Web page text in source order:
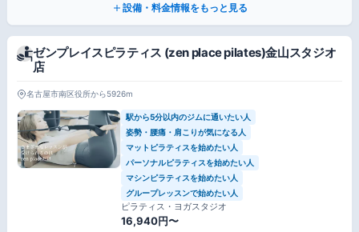
設備・料金情報をもっと見る
ゼンプレイスピラティス (zen place pilates)金山スタジオ
店
名古屋市南区役所から5926m
駅から5分以内のジムに通いたい人
姿勢・腰痛・肩こりが気になる人
マットピラティスを始めたい人
パーソナルピラティスを始めたい人
マシンピラティスを始めたい人
グループレッスンで始めたい人
ピラティス・ヨガスタジオ
16,940円〜